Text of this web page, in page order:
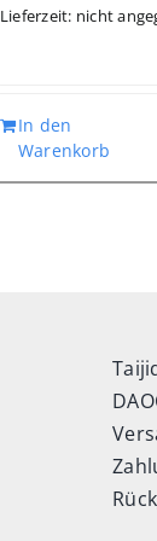
Lieferzeit: nicht
In den
Warenkorb